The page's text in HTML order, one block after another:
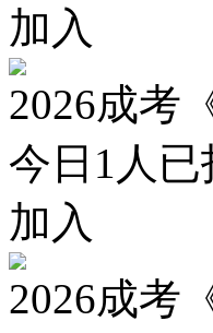
加入
2026成考
今日 1 人
加入
2026成考